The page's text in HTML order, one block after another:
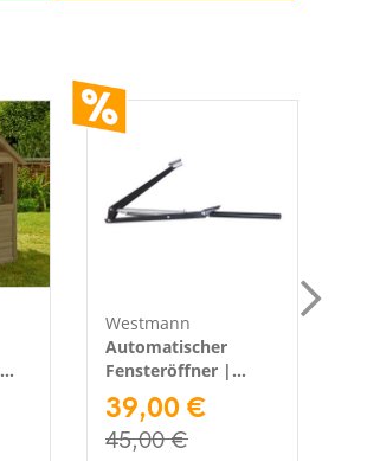
Westmann
Automatischer
Fensteröffner |
Gewächshaus
Zubehör | 36x7x6 cm
39,00 €
45,00 €